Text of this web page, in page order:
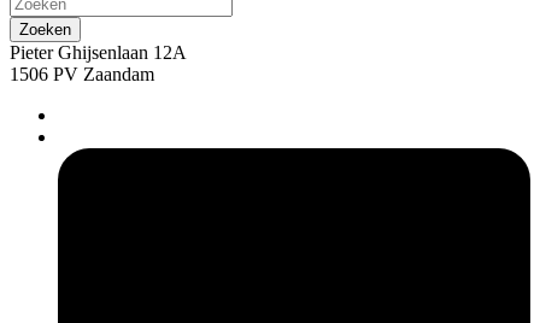
Pieter Ghijsenlaan 12A
1506 PV Zaandam